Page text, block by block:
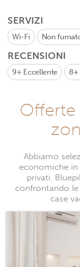
SERVIZI
Wi-Fi Non
RECENSIONI
9+ Eccellente 8+
Offerte
Abbiamo
economiche in
privati.
confrontando
case